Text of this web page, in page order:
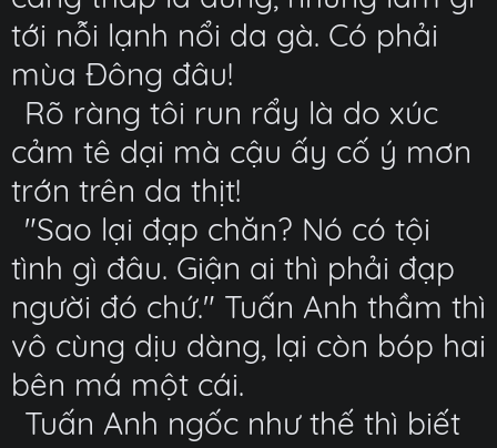
tới nỗi lạnh nổi da gà. Có phải
mùa Đông đâu!
Rõ ràng tôi run rẩy là do xúc
cảm tê dại mà cậu ấy cố ý mơn
trớn trên da thịt!
"Sao lại đạp chăn? Nó có tội
tình gì đâu. Giận ai thì phải đạp
người đó chứ." Tuấn Anh thầm thì
vô cùng dịu dàng, lại còn bóp hai
bên má một cái.
Tuấn Anh ngốc như thế thì biết